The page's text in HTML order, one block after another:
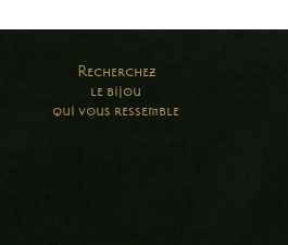
Recherchez
le bijou
qui vous ressemble